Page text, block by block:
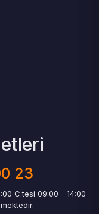
23
C.tesi 09:00 - 14:00